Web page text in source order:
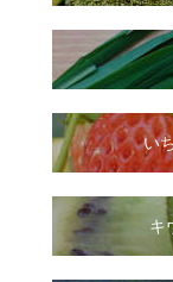
い
キ